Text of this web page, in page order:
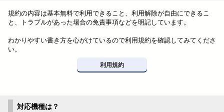
規約の内容は基本無料で利用できること、利用解除が自由にできるこ
と、トラブルがあった場合の免責事項などを明記しています。
わかりやすい書き方を心がけているので利用規約を確認してみてくださ
い。
利用規約
対応機種は？